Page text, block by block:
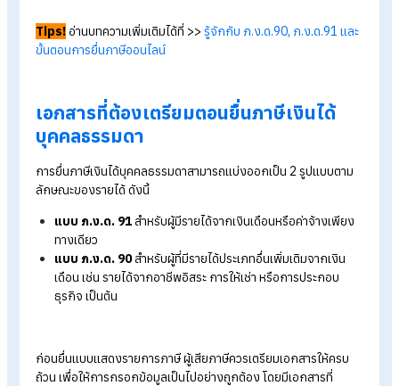
คนโสดที่มีรายได้เป็นเงินเดือนตั้งแต่ 10,000 บาท/เดือน (ภ.ง.ด.
91) หรือ 120,000 บาท/ปี รวมถึงคนโสดที่มีรายได้ประเภทอื่นที่
คนที่สมรสแล้วที่มีรายได้เป็นเงินเดือน (ภ.ง.ด. 91) ตั้งแต่
บาท/เดือน หรือ 220,000 บาท/ปี รวมถึงคนที่สมรสแล้วที่มีราย